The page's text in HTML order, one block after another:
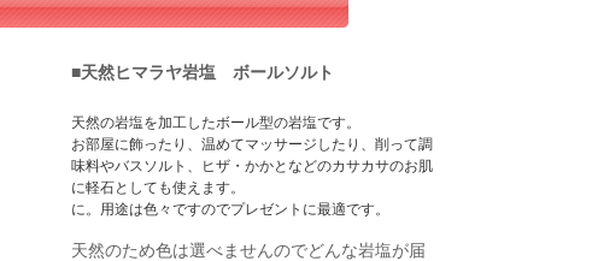
■天然ヒマラヤ岩塩 ボールソルト
天然の岩塩を加工したボール型の岩塩です。
お部屋に飾ったり、温めてマッサージしたり、削って調
味料やバスソルト、ヒザ・かかとなどのカサカサのお肌
に軽石としても使えます。
に。用途は色々ですのでプレゼントに最適です。
天然のため色は選べませんのでどんな岩塩が届